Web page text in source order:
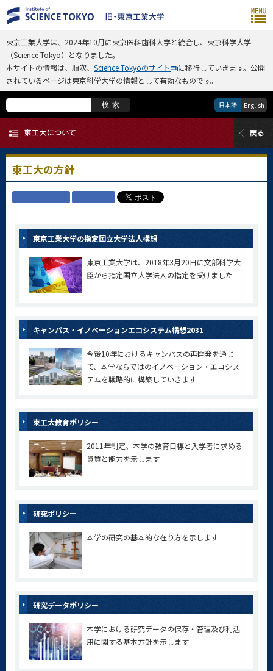
東京工業大学は、2024年10月に東京医科歯科大学と統合し、東京科学大学
（Science Tokyo）となりました。
本サイトの情報は、順次、 Science Tokyoのサイト
に移行していきます。公開
されているページは東京科学大学の情報として有効なものです。
検索 日本語 English
東工大の方針
東京工業大学の指定国立大学法人構想
東京工業大学は、2018年3月20日に文部科学大
臣から指定国立大学法人の指定を受けました
キャンパス・イノベーションエコシステム構想2031
今後10年におけるキャンパスの再開発を通じ
て、本学ならではのイノベーション・エコシス
テムを戦略的に構築していきます
東工大教育ポリシー
2011年制定、本学の教育目標と入学者に求める
資質と能力を示します
研究ポリシー
本学の研究の基本的な在り方を示します
研究データポリシー
本学における研究データの保存・管理及び利活
用に関する基本方針を示します